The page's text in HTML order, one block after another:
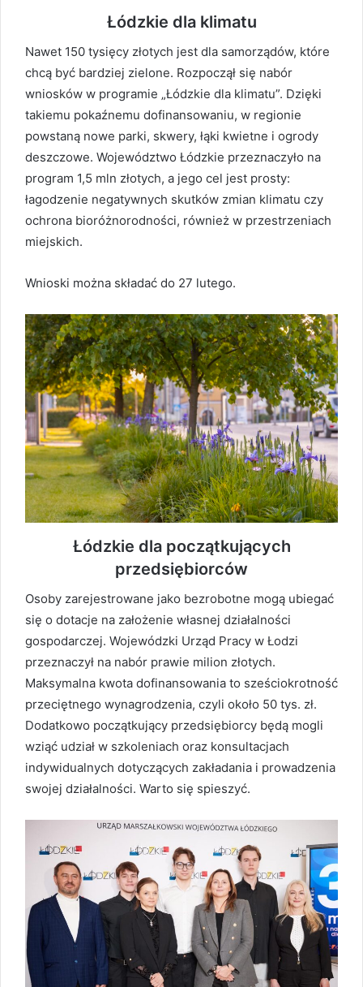
Łódzkie dla klimatu
Nawet 150 tysięcy złotych jest dla samorządów, które
chcą być bardziej zielone. Rozpoczął się nabór
wniosków w programie „Łódzkie dla klimatu”. Dzięki
takiemu pokaźnemu dofinansowaniu, w regionie
powstaną nowe parki, skwery, łąki kwietne i ogrody
deszczowe. Województwo Łódzkie przeznaczyło na
program 1,5 mln złotych, a jego cel jest prosty:
łagodzenie negatywnych skutków zmian klimatu czy
ochrona bioróżnorodności, również w przestrzeniach
miejskich.
Wnioski można składać do 27 lutego.
Łódzkie dla początkujących
przedsiębiorców
Osoby zarejestrowane jako bezrobotne mogą ubiegać
się o dotacje na założenie własnej działalności
gospodarczej. Wojewódzki Urząd Pracy w Łodzi
przeznaczył na nabór prawie milion złotych.
Maksymalna kwota dofinansowania to sześciokrotność
przeciętnego wynagrodzenia, czyli około 50 tys. zł.
Dodatkowo początkujący przedsiębiorcy będą mogli
wziąć udział w szkoleniach oraz konsultacjach
indywidualnych dotyczących zakładania i prowadzenia
swojej działalności. Warto się spieszyć.